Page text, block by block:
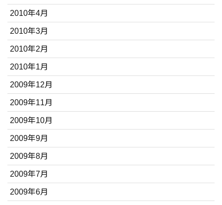
2010年4月
2010年3月
2010年2月
2010年1月
2009年12月
2009年11月
2009年10月
2009年9月
2009年8月
2009年7月
2009年6月